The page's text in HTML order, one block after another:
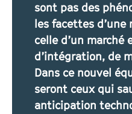
sont pas des
les facettes d’une
celle d’un marché
d’intégration, de
Dans ce nouvel
seront ceux qui
anticipation